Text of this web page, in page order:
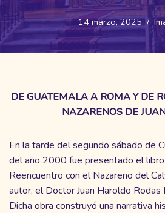
14 marzo, 2025
DE GUATEMALA A ROMA Y DE
NAZARENOS DE
En la tarde del segundo sábado de
del año 2000 fue presentado el libro
Reencuentro con el Nazareno del
autor, el Doctor Juan Haroldo Rodas
Dicha obra construyó una narrativa